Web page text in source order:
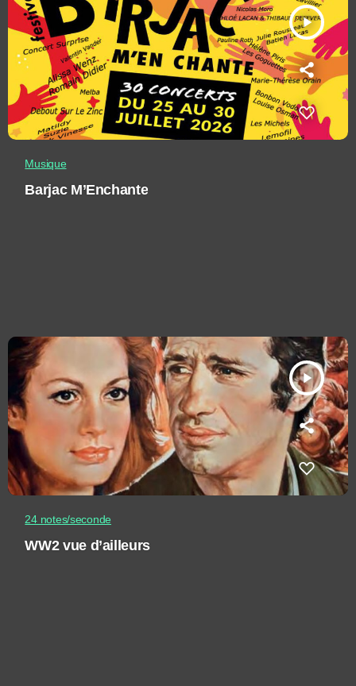
play_arrow
Musique
Barjac M’Enchante
play_arrow
24 notes/seconde
WW2 vue d’ailleurs